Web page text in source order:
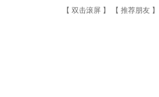
【 双击滚屏 】 【 推荐朋友